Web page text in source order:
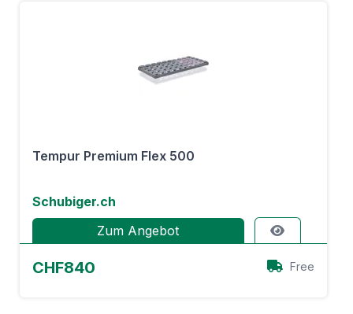
Tempur Premium Flex 500
Schubiger.ch
Zum Angebot
CHF840 Free